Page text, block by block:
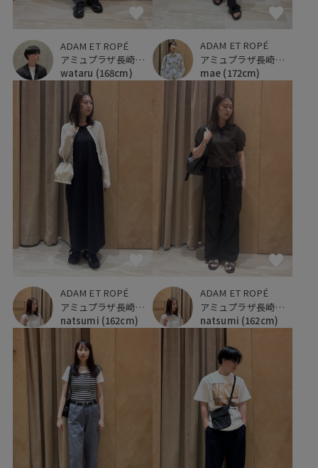
ADAM ET ROPÉ
アミュプラザ長崎新館
wataru (168cm)
ADAM ET ROPÉ
アミュプラザ長崎新館
mae (172cm)
ADAM ET ROPÉ
アミュプラザ長崎新館
natsumi (162cm)
ADAM ET ROPÉ
アミュプラザ長崎新館
natsumi (162cm)